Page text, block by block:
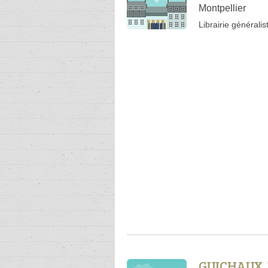
Montpellier
Librairie